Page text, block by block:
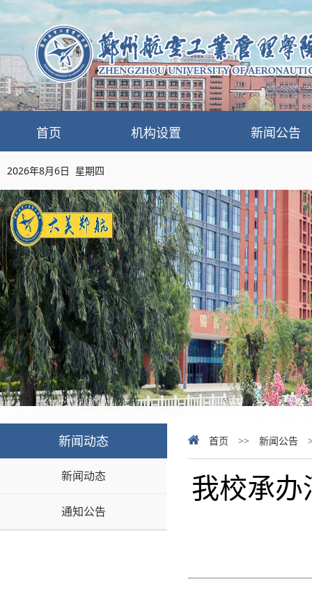
首页 机构设置 新闻公告
2026年8月6日 星期四
新闻动态
新闻动态
通知公告
首页 >> 新闻公告
我校承